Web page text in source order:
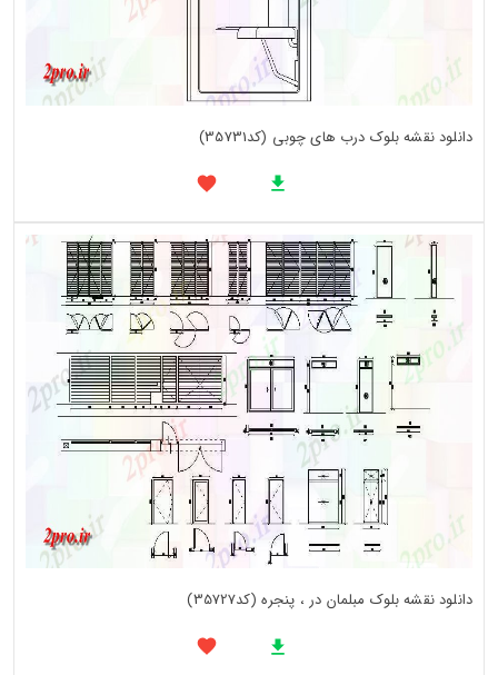
دانلود نقشه بلوک درب های چوبی (کد35731)
دانلود نقشه بلوک مبلمان در ، پنجره (کد35727)